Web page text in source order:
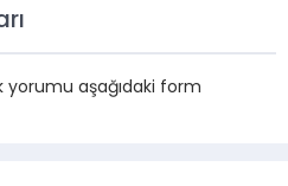
yorumu aşağıdaki form